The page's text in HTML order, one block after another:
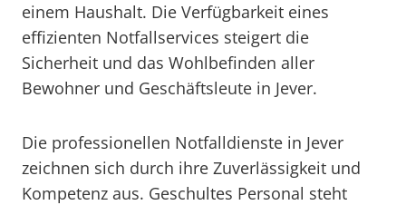
einem Haushalt. Die Verfügbarkeit eines
effizienten Notfallservices steigert die
Sicherheit und das Wohlbefinden aller
Bewohner und Geschäftsleute in Jever.
Die professionellen Notfalldienste in Jever
zeichnen sich durch ihre Zuverlässigkeit und
Kompetenz aus. Geschultes Personal steht